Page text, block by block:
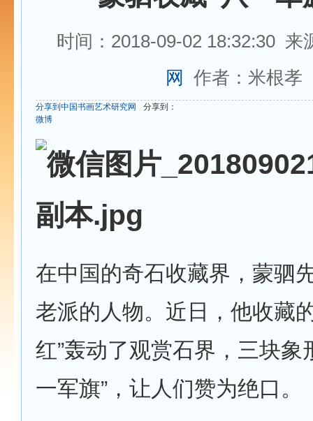
时间：2018-09-02 18:32:30 来
网 作者：米根孝
分享到中国书画艺术研究网
微博
分享到：
在中国的奇石收藏界，蒙驷
老派的人物。近日，他收藏
红”轰动了观赏石界，三块象
一军旗”，让人们赞为绝口。